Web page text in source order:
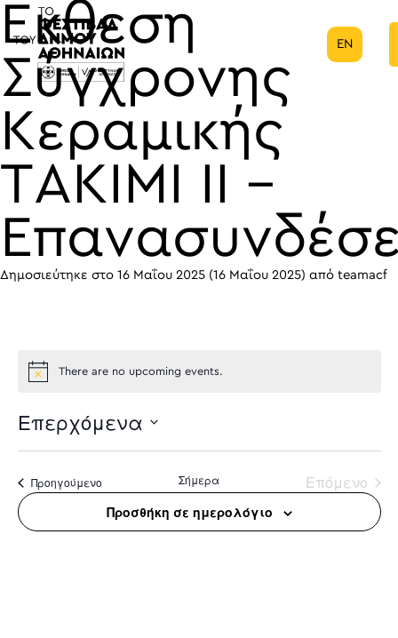
Κύρια πλοήγηση
EN
Έκθεση
Σύγχρονης
Κεραμικής
ΤΑΚΙΜΙ II –
Δημοσιεύτηκε στο 16 Μαΐου 2025 (16 Μαΐου 2025) από teamacf
There are no upcoming events.
Επερχόμενα
Προηγούμενο Σήμερα Επόμενο
Προσθήκη σε ημερολόγιο